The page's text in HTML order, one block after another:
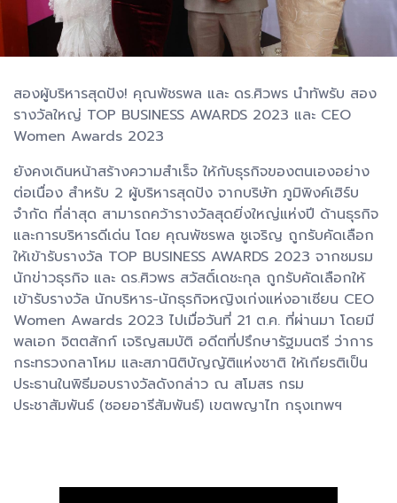
สองผู้บริหารสุดปัง! คุณพัชรพล และ ดร.ศิวพร นำทัพรับ สอง
รางวัลใหญ่ TOP BUSINESS AWARDS 2023 และ CEO
Women Awards 2023
ยังคงเดินหน้าสร้างความสำเร็จ ให้กับธุรกิจของตนเองอย่าง
ต่อเนื่อง สำหรับ 2 ผู้บริหารสุดปัง จากบริษัท ภูมิพิงค์เฮิร์บ
จำกัด ที่ล่าสุด สามารถคว้ารางวัลสุดยิ่งใหญ่แห่งปี ด้านธุรกิจ
และการบริหารดีเด่น โดย คุณพัชรพล ชูเจริญ ถูกรับคัดเลือก
ให้เข้ารับรางวัล TOP BUSINESS AWARDS 2023 จากชมรม
นักข่าวธุรกิจ และ ดร.ศิวพร สวัสดิ์เดชะกุล ถูกรับคัดเลือกให้
เข้ารับรางวัล นักบริหาร-นักธุรกิจหญิงเก่งแห่งอาเซียน CEO
Women Awards 2023 ไปเมื่อวันที่ 21 ต.ค. ที่ผ่านมา โดยมี
พลเอก จิตตสักก์ เจริญสมบัติ อดีตที่ปรึกษารัฐมนตรี ว่าการ
กระทรวงกลาโหม และสภานิติบัญญัติแห่งชาติ ให้เกียรติเป็น
ประธานในพิธีมอบรางวัลดังกล่าว ณ สโมสร กรม
ประชาสัมพันธ์ (ซอยอารีสัมพันธ์) เขตพญาไท กรุงเทพฯ